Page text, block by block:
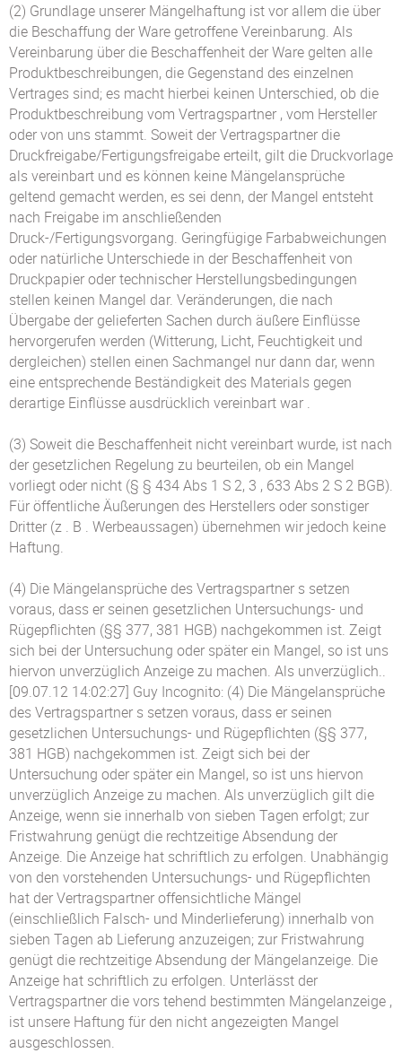
(2) Grundlage unserer Mängelhaftung ist vor allem die über
die Beschaffung der Ware getroffene Vereinbarung. Als
Vereinbarung über die Beschaffenheit der Ware gelten alle
Produktbeschreibungen, die Gegenstand des einzelnen
Vertrages sind; es macht hierbei keinen Unterschied, ob die
Produktbeschreibung vom Vertragspartner , vom Hersteller
oder von uns stammt. Soweit der Vertragspartner die
Druckfreigabe/Fertigungsfreigabe erteilt, gilt die Druckvorlage
als vereinbart und es können keine Mängelansprüche
geltend gemacht werden, es sei denn, der Mangel entsteht
nach Freigabe im anschließenden
Druck-/Fertigungsvorgang. Geringfügige Farbabweichungen
oder natürliche Unterschiede in der Beschaffenheit von
Druckpapier oder technischer Herstellungsbedingungen
stellen keinen Mangel dar. Veränderungen, die nach
Übergabe der gelieferten Sachen durch äußere Einflüsse
hervorgerufen werden (Witterung, Licht, Feuchtigkeit und
dergleichen) stellen einen Sachmangel nur dann dar, wenn
eine entsprechende Beständigkeit des Materials gegen
derartige Einflüsse ausdrücklich vereinbart war .
(3) Soweit die Beschaffenheit nicht vereinbart wurde, ist nach
der gesetzlichen Regelung zu beurteilen, ob ein Mangel
vorliegt oder nicht (§ § 434 Abs 1 S 2, 3 , 633 Abs 2 S 2 BGB).
Für öffentliche Äußerungen des Herstellers oder sonstiger
Dritter (z . B . Werbeaussagen) übernehmen wir jedoch keine
Haftung.
(4) Die Mängelansprüche des Vertragspartner s setzen
voraus, dass er seinen gesetzlichen Untersuchungs- und
Rügepflichten (§§ 377, 381 HGB) nachgekommen ist. Zeigt
sich bei der Untersuchung oder später ein Mangel, so ist uns
hiervon unverzüglich Anzeige zu machen. Als unverzüglich..
[09.07.12 14:02:27] Guy Incognito: (4) Die Mängelansprüche
des Vertragspartner s setzen voraus, dass er seinen
gesetzlichen Untersuchungs- und Rügepflichten (§§ 377,
381 HGB) nachgekommen ist. Zeigt sich bei der
Untersuchung oder später ein Mangel, so ist uns hiervon
unverzüglich Anzeige zu machen. Als unverzüglich gilt die
Anzeige, wenn sie innerhalb von sieben Tagen erfolgt; zur
Fristwahrung genügt die rechtzeitige Absendung der
Anzeige. Die Anzeige hat schriftlich zu erfolgen. Unabhängig
von den vorstehenden Untersuchungs- und Rügepflichten
hat der Vertragspartner offensichtliche Mängel
(einschließlich Falsch- und Minderlieferung) innerhalb von
sieben Tagen ab Lieferung anzuzeigen; zur Fristwahrung
genügt die rechtzeitige Absendung der Mängelanzeige. Die
Anzeige hat schriftlich zu erfolgen. Unterlässt der
Vertragspartner die vors tehend bestimmten Mängelanzeige ,
ist unsere Haftung für den nicht angezeigten Mangel
ausgeschlossen.